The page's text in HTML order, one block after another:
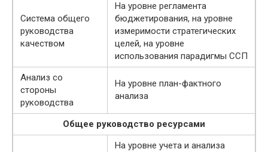
Система общего
руководства
качеством
На уровне регламента
бюджетирования, на уровне
измеримости стратегических
целей, на уровне
использования парадигмы ССП
Анализ со
стороны
руководства
На уровне план-фактного
анализа
Общее руководство ресурсами
На уровне учета и анализа